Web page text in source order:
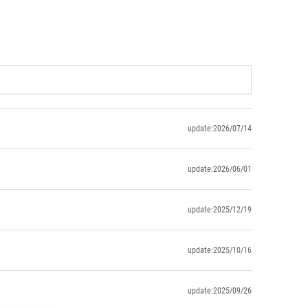
update:2026/07/14
update:2026/06/01
update:2025/12/19
update:2025/10/16
update:2025/09/26